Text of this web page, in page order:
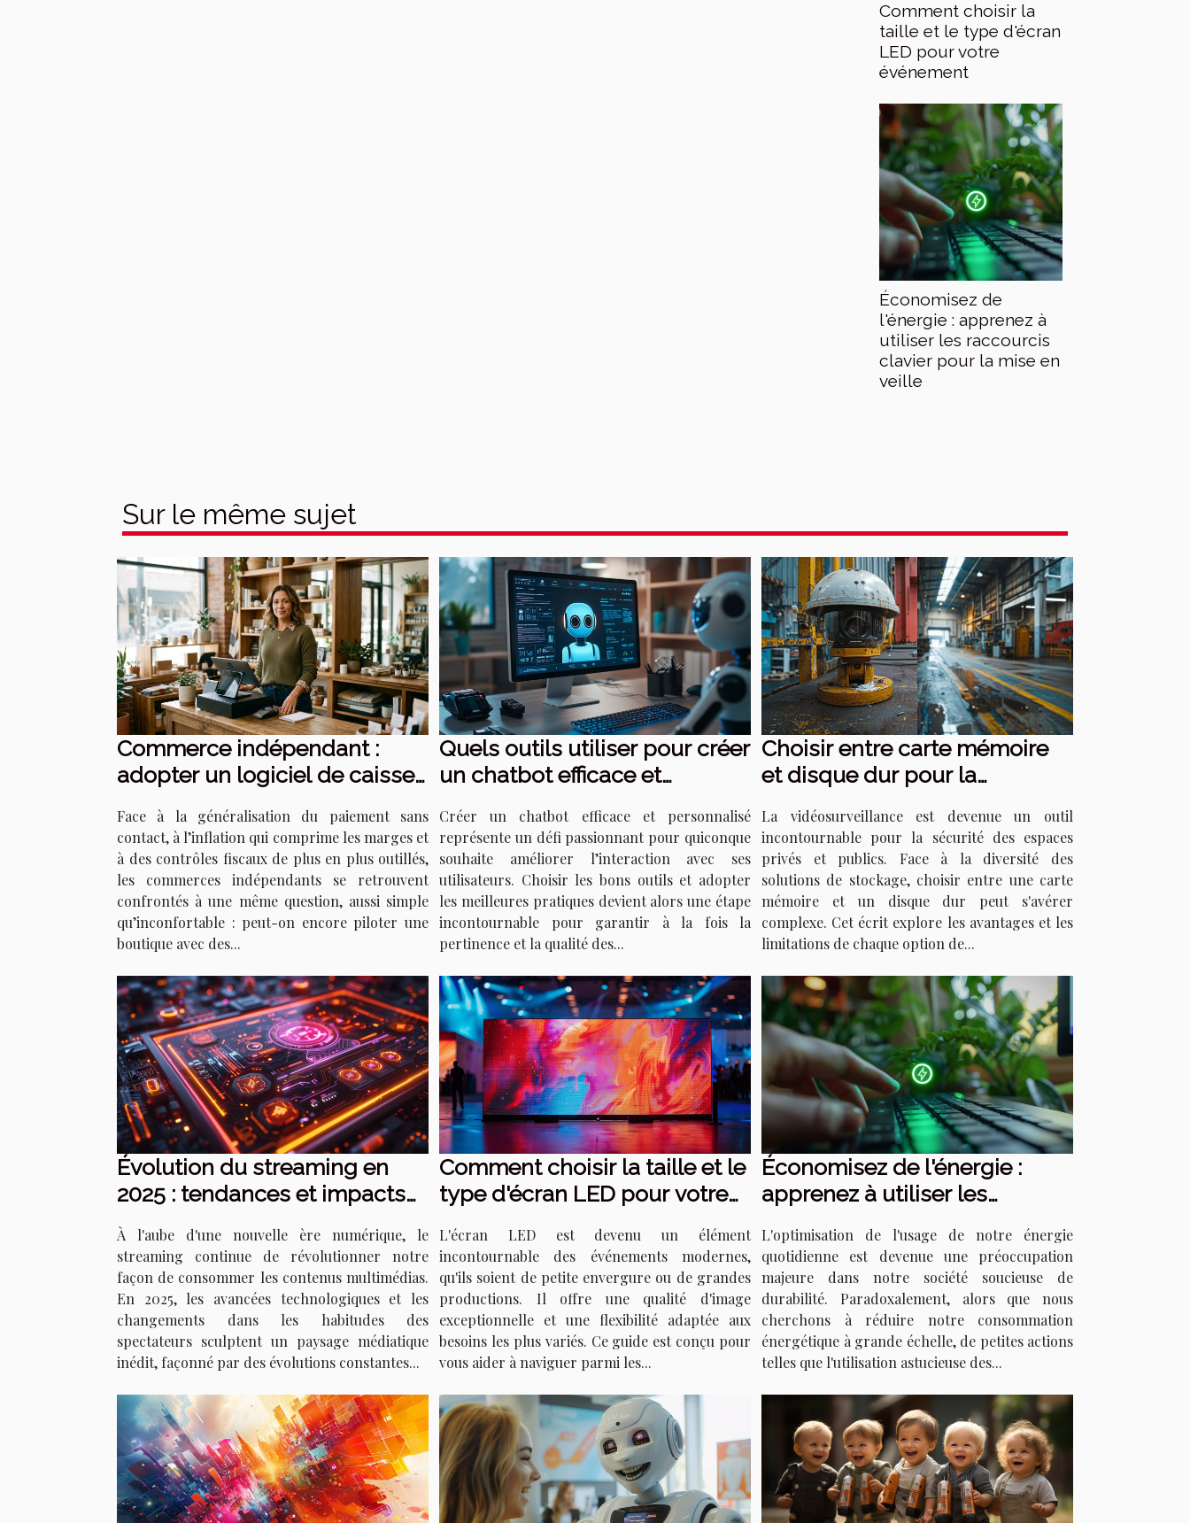
Comment choisir la
taille et le type d'écran
LED pour votre
événement
Économisez de
l'énergie : apprenez à
utiliser les raccourcis
clavier pour la mise en
veille
Sur le même sujet
Commerce indépendant :
adopter un logiciel de caisse,
Face à la généralisation du paiement sans
contact, à l’inflation qui comprime les marges et
à des contrôles fiscaux de plus en plus outillés,
les commerces indépendants se retrouvent
confrontés à une même question, aussi simple
qu’inconfortable : peut-on encore piloter une
boutique avec des...
Quels outils utiliser pour créer
un chatbot efficace et
Créer un chatbot efficace et personnalisé
représente un défi passionnant pour quiconque
souhaite améliorer l’interaction avec ses
utilisateurs. Choisir les bons outils et adopter
les meilleures pratiques devient alors une étape
incontournable pour garantir à la fois la
pertinence et la qualité des...
Choisir entre carte mémoire
et disque dur pour la
La vidéosurveillance est devenue un outil
incontournable pour la sécurité des espaces
privés et publics. Face à la diversité des
solutions de stockage, choisir entre une carte
mémoire et un disque dur peut s'avérer
complexe. Cet écrit explore les avantages et les
limitations de chaque option de...
Évolution du streaming en
2025 : tendances et impacts
sur les consommateurs
À l'aube d'une nouvelle ère numérique, le
streaming continue de révolutionner notre
façon de consommer les contenus multimédias.
En 2025, les avancées technologiques et les
changements dans les habitudes des
spectateurs sculptent un paysage médiatique
inédit, façonné par des évolutions constantes...
Comment choisir la taille et le
type d'écran LED pour votre
L'écran LED est devenu un élément
incontournable des événements modernes,
qu'ils soient de petite envergure ou de grandes
productions. Il offre une qualité d'image
exceptionnelle et une flexibilité adaptée aux
besoins les plus variés. Ce guide est conçu pour
vous aider à naviguer parmi les...
Économisez de l'énergie :
apprenez à utiliser les
mise en veille
L'optimisation de l'usage de notre énergie
quotidienne est devenue une préoccupation
majeure dans notre société soucieuse de
durabilité. Paradoxalement, alors que nous
cherchons à réduire notre consommation
énergétique à grande échelle, de petites actions
telles que l'utilisation astucieuse des...